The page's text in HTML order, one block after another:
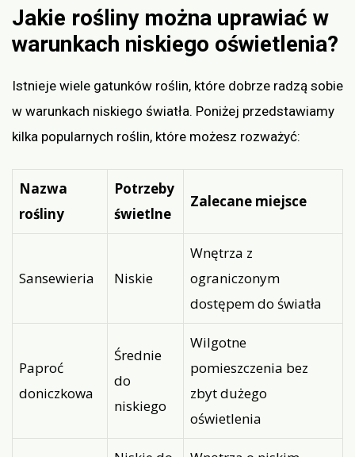
Jakie rośliny można uprawiać w
warunkach niskiego oświetlenia?
Istnieje wiele gatunków roślin, które dobrze radzą sobie
w warunkach niskiego światła. Poniżej przedstawiamy
kilka popularnych roślin, które możesz rozważyć:
Nazwa
rośliny
Potrzeby
świetlne
Zalecane miejsce
Sansewieria Niskie
Wnętrza z
ograniczonym
dostępem do światła
Paproć
doniczkowa
Średnie
do
niskiego
Wilgotne
pomieszczenia bez
zbyt dużego
oświetlenia